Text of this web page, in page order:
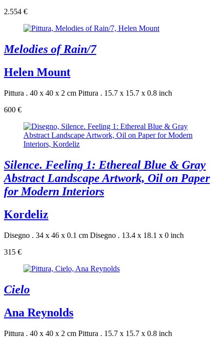
2.554 €
Melodies of Rain/7
Helen Mount
Pittura . 40 x 40 x 2 cm Pittura . 15.7 x 15.7 x 0.8 inch
600 €
Silence. Feeling 1: Ethereal Blue & Gray
Abstract Landscape Artwork, Oil on Paper
for Modern Interiors
Kordeliz
Disegno . 34 x 46 x 0.1 cm Disegno . 13.4 x 18.1 x 0 inch
315 €
Cielo
Ana Reynolds
Pittura . 40 x 40 x 2 cm Pittura . 15.7 x 15.7 x 0.8 inch